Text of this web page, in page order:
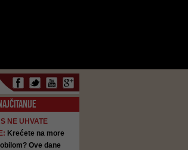
NE UHVATE
Krećete na more
Ove dane